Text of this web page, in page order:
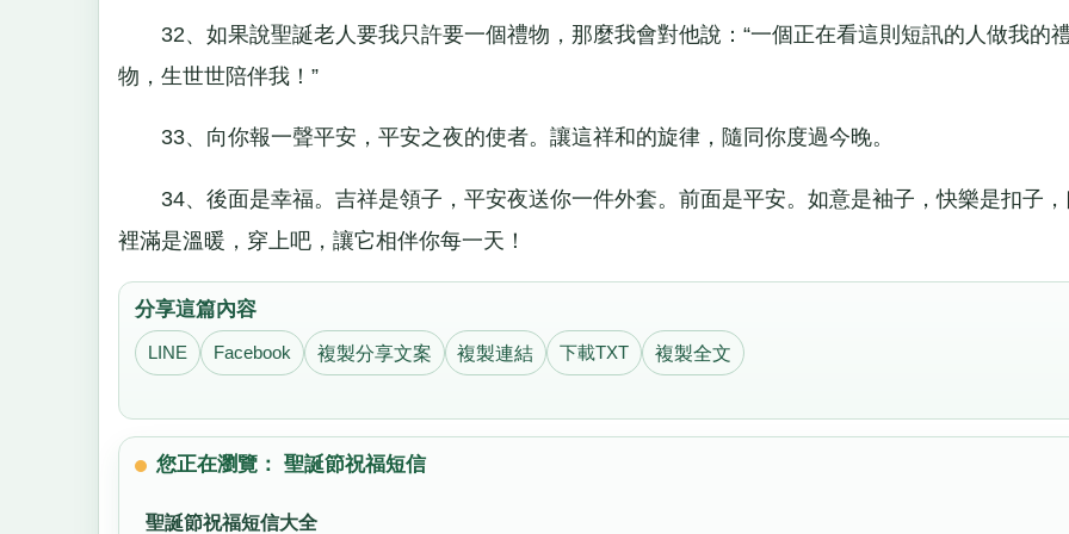
32、如果說聖誕老人要我只許要一個禮物，那麼我會對他說：“一個正在看這則短訊的人做我的
物，生世世陪伴我！”
33、向你報一聲平安，平安之夜的使者。讓這祥和的旋律，隨同你度過今晚。
34、後面是幸福。吉祥是領子，平安夜送你一件外套。前面是平安。如意是袖子，快樂是扣子，
裡滿是溫暖，穿上吧，讓它相伴你每一天！
分享這篇內容
LINE Facebook 複製分享文案 複製連結 下載TXT 複製全文
您正在瀏覽： 聖誕節祝福短信
聖誕節祝福短信大全